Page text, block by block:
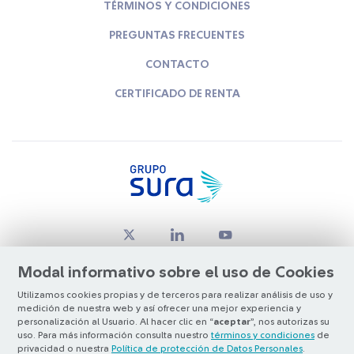
Modal informativo sobre el uso de Cookies
Utilizamos cookies propias y de terceros para realizar análisis de uso y
medición de nuestra web y así ofrecer una mejor experiencia y
personalización al Usuario. Al hacer clic en “aceptar”, nos autorizas su
uso. Para más información consulta nuestro términos y condiciones de
privacidad o nuestra Política de protección de Datos Personales
TÉRMINOS Y CONDICIONES
PREGUNTAS FRECUENTES
CONTACTO
CERTIFICADO DE RENTA
© Copyright Grupo SURA 2026